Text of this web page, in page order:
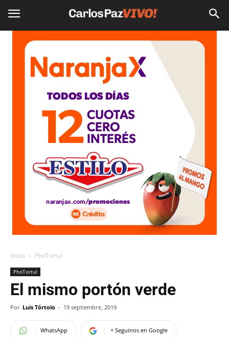
Inicio PhoTortul
PhoTortul
El mismo portón verde
Por Luis Tórtolo - 19 septiembre, 2019
WhatsApp + Seguinos en Google